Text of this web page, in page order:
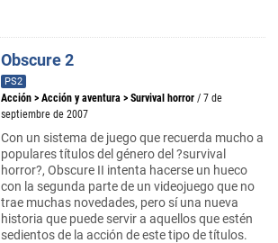
Obscure 2
PS2
Acción > Acción y aventura > Survival horror / 7 de
septiembre de 2007
Con un sistema de juego que recuerda mucho a
populares títulos del género del ?survival
horror?, Obscure II intenta hacerse un hueco
con la segunda parte de un videojuego que no
trae muchas novedades, pero sí una nueva
historia que puede servir a aquellos que estén
sedientos de la acción de este tipo de títulos.